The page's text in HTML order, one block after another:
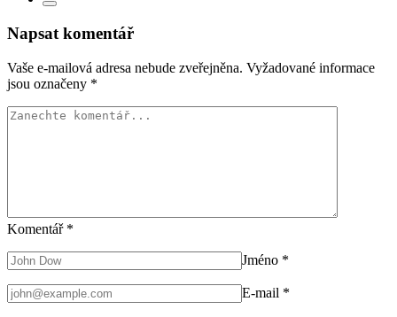
Napsat komentář
Vaše e-mailová adresa nebude zveřejněna. Vyžadované informace
jsou označeny *
Komentář *
Jméno *
E-mail *